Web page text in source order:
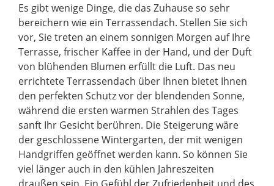
Es gibt wenige Dinge, die das Zuhause so sehr
bereichern wie ein Terrassendach. Stellen Sie sich
vor, Sie treten an einem sonnigen Morgen auf Ihre
Terrasse, frischer Kaffee in der Hand, und der Duft
von blühenden Blumen erfüllt die Luft. Das neu
errichtete Terrassendach über Ihnen bietet Ihnen
den perfekten Schutz vor der blendenden Sonne,
während die ersten warmen Strahlen des Tages
sanft Ihr Gesicht berühren. Die Steigerung wäre
der geschlossene Wintergarten, der mit wenigen
Handgriffen geöffnet werden kann. So können Sie
viel länger auch in den kühlen Jahreszeiten
draußen sein. Ein Gefühl der Zufriedenheit und des